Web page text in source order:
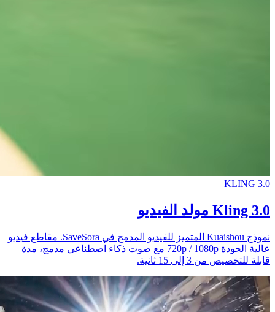
KLING 3.0
Kling 3.0 مولد الفيديو
نموذج Kuaishou المتميز للفيديو المدمج في SaveSora. مقاطع فيديو
عالية الجودة 720p / 1080p مع صوت ذكاء اصطناعي مدمج، مدة
قابلة للتخصيص من 3 إلى 15 ثانية.